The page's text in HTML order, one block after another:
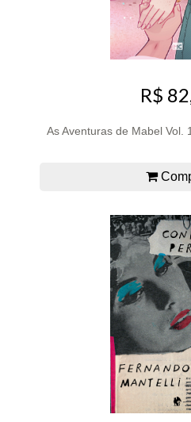
R$
As Aventuras de Mabel Vol.